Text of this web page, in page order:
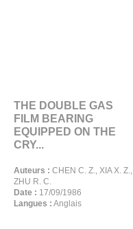
THE DOUBLE GAS
FILM BEARING
EQUIPPED ON THE
CRY...
Auteurs : CHEN C. Z., XIA X. Z.,
ZHU R. C.
Date : 17/09/1986
Langues : Anglais